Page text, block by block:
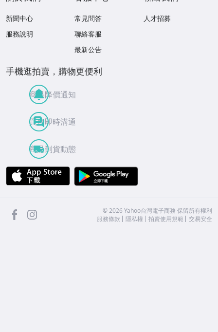
新聞中心
服務說明
常見問答
聯絡客服
最新公告
人才招募
手機逛拍賣，購物更便利
商品降價通知
買賣即時溝通
商品到貨動態
APP Store
facebook ©2026 Yahoo台灣電子商務 保留所有權利
服務條款
隱私權 拍賣使用規範 交易安全